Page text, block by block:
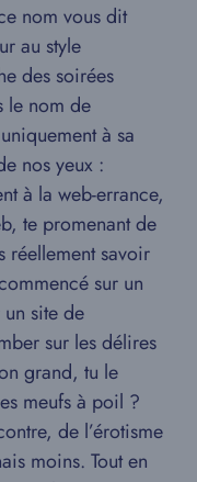
nom vous dit
au style
des soirées
le nom de
à sa
nos yeux :
à la web-errance,
te promenant de
réellement savoir
sur un
site de
sur les délires
grand, tu le
meufs à poil ?
de l’érotisme
moins. Tout en